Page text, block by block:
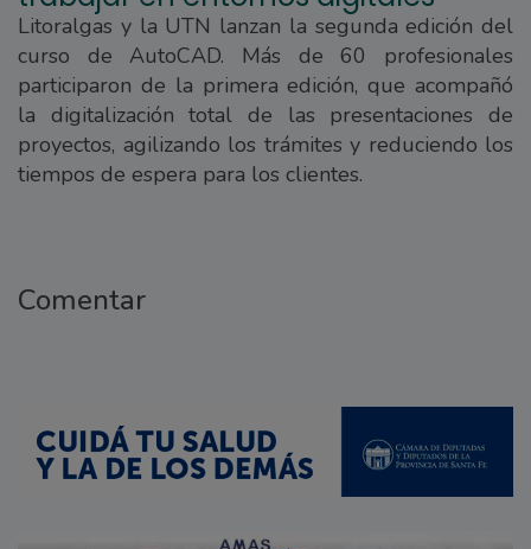
Litoralgas y la UTN lanzan la segunda edición del
curso de AutoCAD. Más de 60 profesionales
participaron de la primera edición, que acompañó
la digitalización total de las presentaciones de
proyectos, agilizando los trámites y reduciendo los
tiempos de espera para los clientes.
Comentar